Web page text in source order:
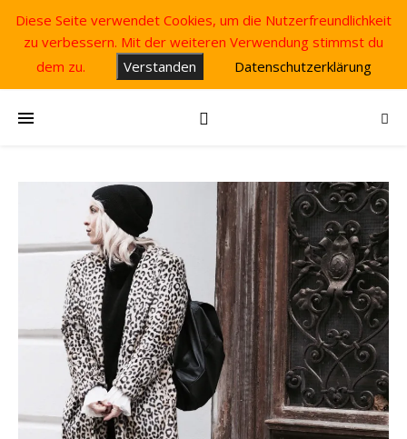
Diese Seite verwendet Cookies, um die Nutzerfreundlichkeit
zu verbessern. Mit der weiteren Verwendung stimmst du
dem zu.
Verstanden Datenschutzerklärung